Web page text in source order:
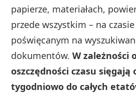
papierze, materiałach,
przede wszystkim – na
poświęcanym na
dokumentów.W zależności
oszczędności czasu sięgają
tygodniowo do całych